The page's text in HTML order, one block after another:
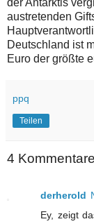
der Antarktis
austretenden
Deutschland ist
Euro der größte
ppq
Teilen
4
derherold
Ey, zeigt